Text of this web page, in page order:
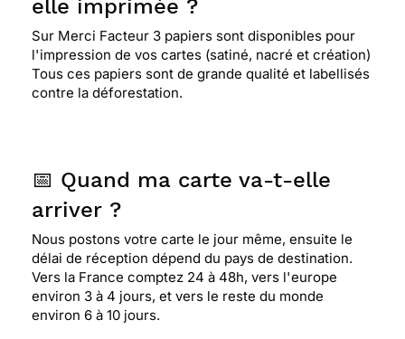
elle imprimée ?
Sur Merci Facteur 3 papiers sont disponibles pour
l'impression de vos cartes (satiné, nacré et création)
Tous ces papiers sont de grande qualité et labellisés
contre la déforestation.
📅 Quand ma carte va-t-elle
arriver ?
Nous postons votre carte le jour même, ensuite le
délai de réception dépend du pays de destination.
Vers la France comptez 24 à 48h, vers l'europe
environ 3 à 4 jours, et vers le reste du monde
environ 6 à 10 jours.